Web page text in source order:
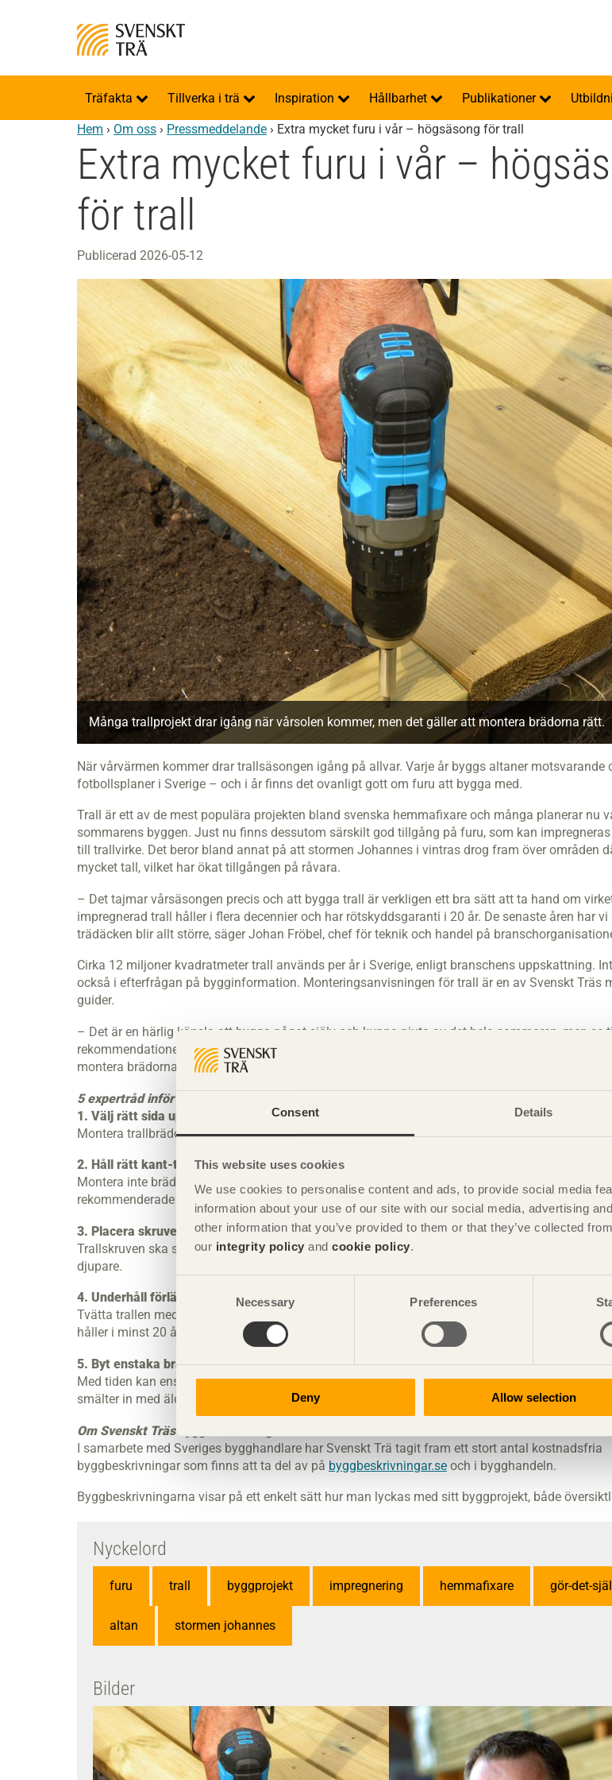
Consent Details
This website uses cookies
We use cookies to personalise content and ads, to provide social media
information about your use of our site with our social media, advertising
other information that you’ve provided to them or that they’ve collected
our integrity policy and cookie policy.
Selection
Necessary Preferences
Deny Allow selection
Träfakta Tillverka i trä Inspiration Hållbarhet Publikationer
Hem › Om oss › Pressmeddelande › Extra mycket furu i vår – högsäsong för trall
Extra mycket furu i vår –
för trall
Publicerad 2026-05-12
Många trallprojekt drar igång när vårsolen kommer, men det gäller att montera brädorna rätt.
När vårvärmen kommer drar trallsäsongen igång på allvar. Varje år byggs altaner motsvarande
fotbollsplaner i Sverige – och i år finns det ovanligt gott om furu att bygga med.
Trall är ett av de mest populära projekten bland svenska hemmafixare och många planerar nu
sommarens byggen. Just nu finns dessutom särskilt god tillgång på furu, som kan
till trallvirke. Det beror bland annat på att stormen Johannes i vintras drog fram över områden
mycket tall, vilket har ökat tillgången på råvara.
– Det tajmar vårsäsongen precis och att bygga trall är verkligen ett bra sätt att ta hand om
impregnerad trall håller i flera decennier och har rötskyddsgaranti i 20 år. De senaste åren har
trädäcken blir allt större, säger Johan Fröbel, chef för teknik och handel på
Cirka 12 miljoner kvadratmeter trall används per år i Sverige, enligt branschens uppskattning.
också i efterfrågan på bygginformation. Monteringsanvisningen för trall är en av Svenskt Träs
guider.
– Det är en härlig känsla att bygga något själv och kunna njuta av det hela sommaren, men se
rekommendationerna som vi har tagit fram tillsammans med trall- och skruvtillverkarna. Vanliga
montera brädorna för tätt och att dra ner skruvarna för djupt, säger Johan Fröbel.
5 expertråd inför trallbygget
1. Välj rätt sida uppåt
Montera trallbrädorna med bästa sidan uppåt – i första hand med kärnsidan uppåt.
2. Håll rätt kant-till-kantavstånd
Montera inte brädorna för tätt. I Svenskt Träs publikation
Montering av trall
finns tabeller med
rekommenderade kant-till-kantavstånd.
3. Placera skruven rätt
Trallskruven ska sitta cirka 30 mm från kanten och skruvhuvudet i jämn nivå med trallbrädans
djupare.
4. Underhåll förlänger livslängden
Tvätta trallen med såpvatten flera gånger per säsong och såpa in eller olja. En impregnerad trall
håller i minst 20 år, medan underkonstruktionen kan hålla betydligt längre.
5. Byt enstaka brädor vid behov
Med tiden kan enskilda brädor bytas ut. Nytt impregnerat trä är grönare i början men grånar
smälter in med äldre delar.
Om Svenskt Träs byggbeskrivningar
I samarbete med Sveriges bygghandlare har Svenskt Trä tagit fram ett stort antal kostnadsfria
byggbeskrivningar som finns att ta del av på byggbeskrivningar.se och i bygghandeln.
Byggbeskrivningarna visar på ett enkelt sätt hur man lyckas med sitt byggprojekt, både
Nyckelord
furu trall byggprojekt impregnering hemmafixare gör-det-
altan stormen johannes
Bilder